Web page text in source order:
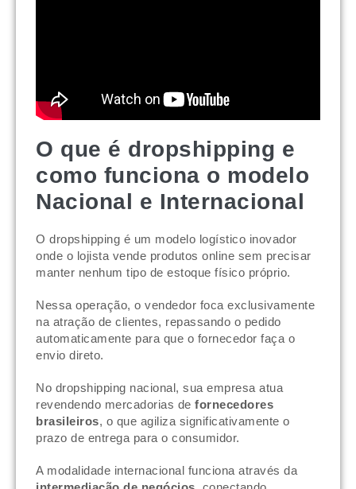
O que é dropshipping e
como funciona o modelo
Nacional e Internacional
O dropshipping é um modelo logístico inovador
onde o lojista vende produtos online sem precisar
manter nenhum tipo de estoque físico próprio.
Nessa operação, o vendedor foca exclusivamente
na atração de clientes, repassando o pedido
automaticamente para que o fornecedor faça o
envio direto.
No dropshipping nacional, sua empresa atua
revendendo mercadorias de fornecedores
brasileiros, o que agiliza significativamente o
prazo de entrega para o consumidor.
A modalidade internacional funciona através da